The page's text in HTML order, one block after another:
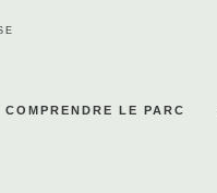
COMPRENDRE LE PARC